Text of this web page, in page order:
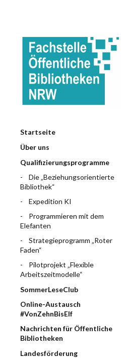
Startseite
Über uns
Qualifizierungsprogramme
Die „Beziehungsorientierte
Bibliothek“
Expedition KI
Programmieren mit dem
Elefanten
Strategieprogramm „Roter
Faden“
Pilotprojekt „Flexible
Arbeitszeitmodelle“
SommerLeseClub
Online-Austausch
#VonZehnBisElf
Nachrichten für Öffentliche
Bibliotheken
Landesförderung